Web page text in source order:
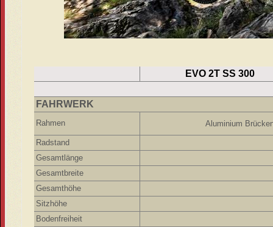
EVO 2T SS 300
FAHRWERK
Rahmen Aluminium
Radstand
Gesamtlänge
Gesamtbreite
Gesamthöhe
Sitzhöhe
Bodenfreiheit